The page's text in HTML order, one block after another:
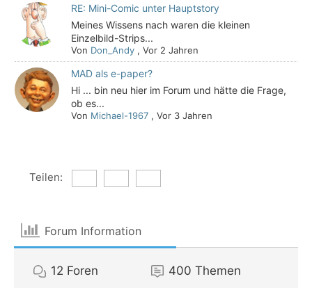
RE: Mini-Comic unter Hauptstory
Meines Wissens nach waren die kleinen
Einzelbild-Strips...
Von Don_Andy ,Vor 2 Jahren
MAD als e-paper?
Hi ... bin neu hier im Forum und hätte die Frage,
ob es...
Von Michael-1967 ,Vor 3 Jahren
Teilen:
Forum Information
12 Foren 400 Themen